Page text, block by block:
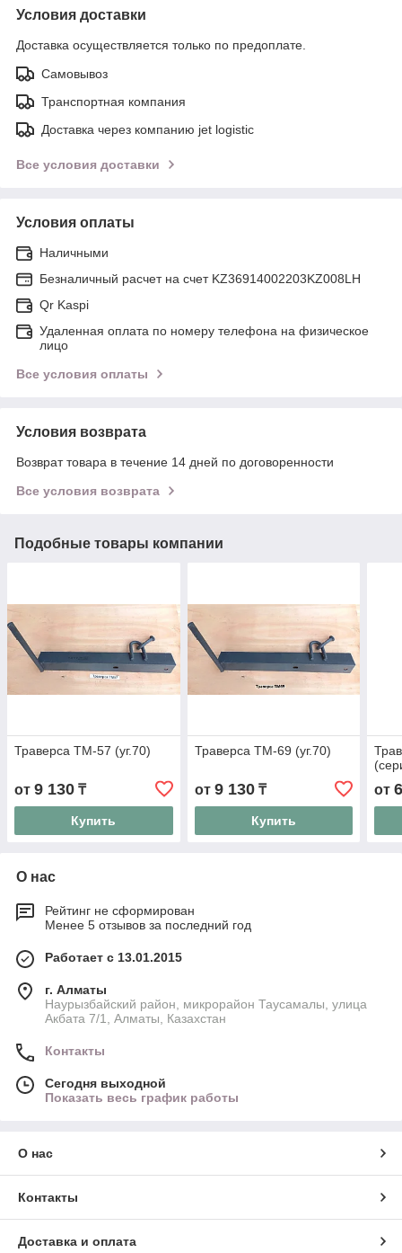
Условия доставки
Доставка осуществляется только по предоплате.
Самовывоз
Транспортная компания
Доставка через компанию jet logistic
Все условия доставки
Условия оплаты
Наличными
Безналичный расчет на счет KZ36914002203KZ008LH
Qr Kaspi
Удаленная оплата по номеру телефона на физическое
лицо
Все условия оплаты
Условия возврата
Возврат товара в течение 14 дней по договоренности
Все условия возврата
Подобные товары компании
Траверса ТМ-57 (уг.70)
от 9 130 ₸
Купить
Траверса ТМ-69 (уг.70)
от 9 130₸
Купить
от
О нас
Рейтинг не сформирован
Менее 5 отзывов за последний год
Работает с 13.01.2015
г. Алматы
Наурызбайский район, микрорайон Таусамалы, улица
Акбата 7/1, Алматы, Казахстан
Контакты
Сегодня выходной
Показать весь график работы
О нас
Контакты
Доставка и оплата